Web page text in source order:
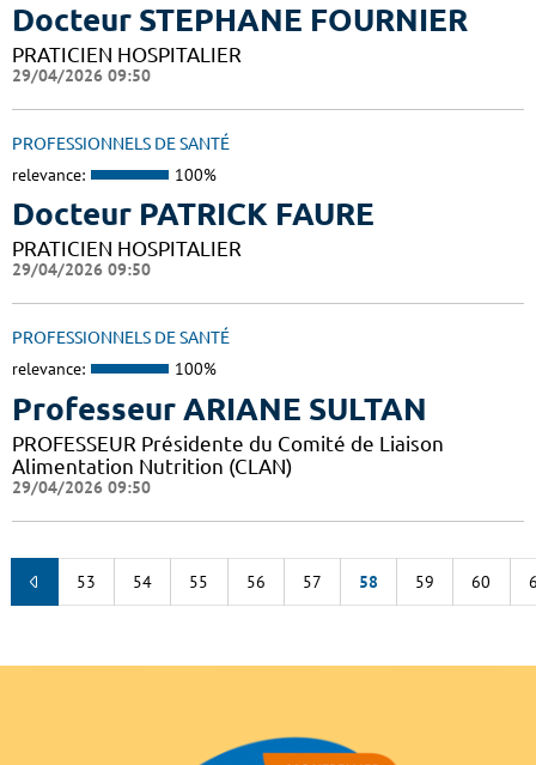
Docteur STEPHANE FOURNIER
PRATICIEN HOSPITALIER
29/04/2026 09:50
PROFESSIONNELS DE SANTÉ
relevance: 100%
Docteur PATRICK FAURE
PRATICIEN HOSPITALIER
29/04/2026 09:50
PROFESSIONNELS DE SANTÉ
relevance: 100%
Professeur ARIANE SULTAN
PROFESSEUR Présidente du Comité de Liaison
Alimentation Nutrition (CLAN)
29/04/2026 09:50
53 54 55 56 57 58 59 60